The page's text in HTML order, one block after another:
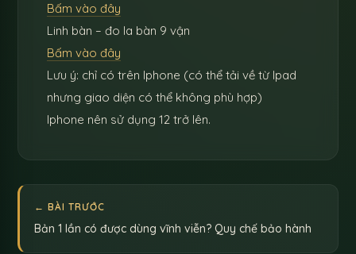
Bấm vào đây
Linh bàn – đo la bàn 9 vận
Bấm vào đây
Lưu ý: chỉ có trên Iphone (có thể tải về từ Ipad
nhưng giao diện có thể không phù hợp)
Iphone nên sử dụng 12 trở lên.
← BÀI TRƯỚC
Bản 1 lần có được dùng vĩnh viễn? Quy chế bảo hành